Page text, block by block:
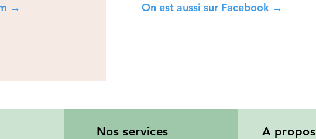
→ On est aussi sur Facebook →
Nos services A propos